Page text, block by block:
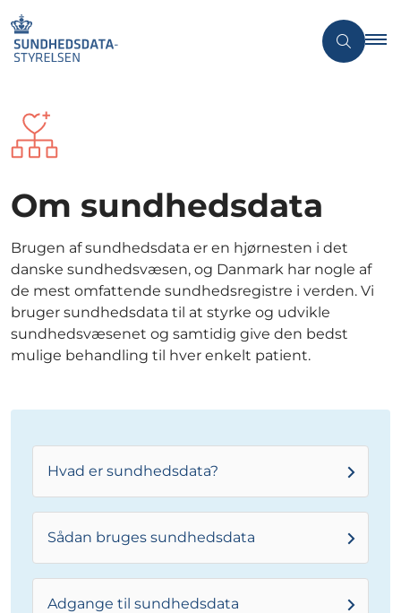
Om sundhedsdata
Brugen af sundhedsdata er en hjørnesten i det
danske sundhedsvæsen, og Danmark har nogle af
de mest omfattende sundhedsregistre i verden. Vi
bruger sundhedsdata til at styrke og udvikle
sundhedsvæsenet og samtidig give den bedst
mulige behandling til hver enkelt patient.
Hvad er sundhedsdata?
Sådan bruges sundhedsdata
Adgange til sundhedsdata